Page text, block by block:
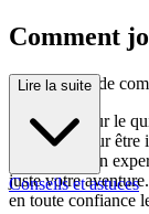
Comment
le : Votre guide
Bienvenue sur le
est conçu pour
vous soyez un
juste votre
en toute confiance
Lire la suite
Conseils et astuces